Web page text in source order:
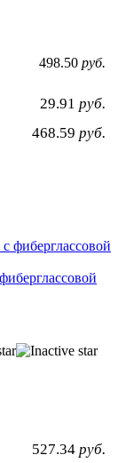
498.50 руб.
29.91 руб.
468.59 руб.
527.34 руб.